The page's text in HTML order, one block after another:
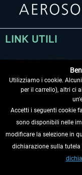
LINK UTILI
RECEDERE DAL
INFORMAZIONI
Utilizziamo i cookie.
per il carrello), altri ci
Accetti i seguenti cookie
sono disponibili nelle
modificare la selezione in
dichiarazione sulla tutela